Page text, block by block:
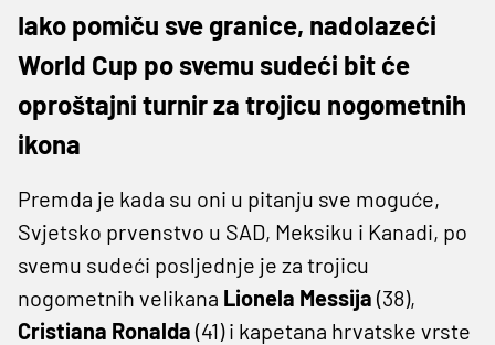
Iako pomiču sve granice, nadolazeći
World Cup po svemu sudeći bit će
oproštajni turnir za trojicu nogometnih
ikona
Premda je kada su oni u pitanju sve moguće,
Svjetsko prvenstvo u SAD, Meksiku i Kanadi, po
svemu sudeći posljednje je za trojicu
nogometnih velikana Lionela Messija (38),
Cristiana Ronalda (41) i kapetana hrvatske vrste